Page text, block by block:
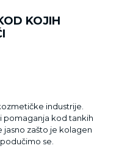
KOJIH
industrije.
pomaganja kod tankih
jasno zašto je kolagen
se.